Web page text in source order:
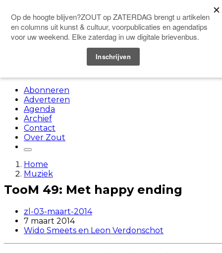
Doneer
Abonneren
Adverteren
Agenda
Archief
Contact
Over Zout
Home
Muziek
TooM 49: Met happy ending
zl-03-maart-2014
7 maart 2014
Wido Smeets en Leon Verdonschot